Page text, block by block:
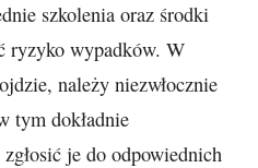
szkolenia oraz środki
ryzyko wypadków. W
należy niezwłocznie
tym dokładnie
je do odpowiednich